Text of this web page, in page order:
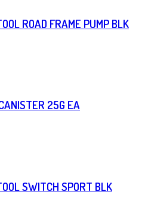
ROAD FRAME PUMP BLK
25G EA
SWITCH SPORT BLK